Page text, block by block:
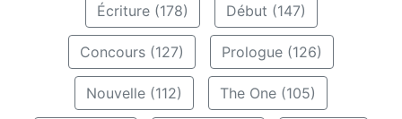
Écriture (178) Début (147)
Concours (127) Prologue (126)
Nouvelle (112) The One (105)